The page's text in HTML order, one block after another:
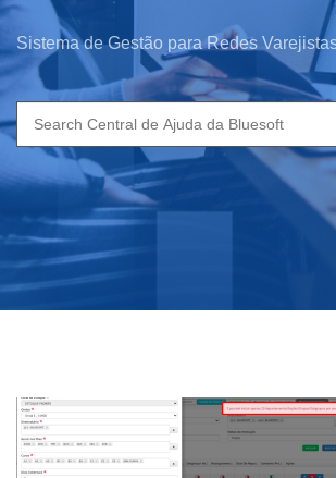
Sistema de Gestão para Redes
Search
for: